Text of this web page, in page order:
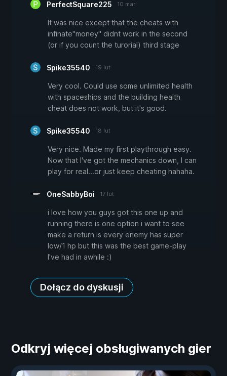
PerfectSquare225 10 mar
It was nice except that the cheats with
infinate"money" didnt work in the second
(or if you count the turorial) third stage
Spike35540 19 lut
Very cool. Could use some unlimited health
with spaceships and the building health
cheat does not work, but it's good.
Spike35540 18 lut
Very nice. Made my first playthrough easy.
Now that I've got the mechanics down, I can
play for real...or just keep cheating hahaha.
OneSabbyBoi 17 lut
i love how you guys got this one up and
running there is one option i want to see
make a return is every enemy has super
low/1 hp but this was the best game-play
I've had in awhile :)
Dołącz do dyskusji
Odkryj więcej obsługiwanych gier